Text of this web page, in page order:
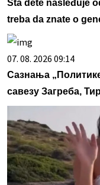
Šta dete nasleđuje
treba da znate o
07. 08. 2026 09:14
Сазнања
савезу Загреба,